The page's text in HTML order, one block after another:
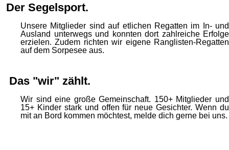
Der Segelsport.
Unsere Mitglieder sind auf etlichen Regatten im In- und
Ausland unterwegs und konnten dort zahlreiche Erfolge
erzielen. Zudem richten wir eigene Ranglisten-Regatten
auf dem Sorpesee aus.
Das "wir" zählt.
Wir sind eine große Gemeinschaft. 150+ Mitglieder und
15+ Kinder stark und offen für neue Gesichter. Wenn du
mit an Bord kommen möchtest, melde dich gerne bei uns.